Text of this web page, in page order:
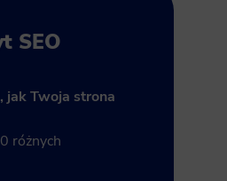
SEO
jak Twoja strona
różnych